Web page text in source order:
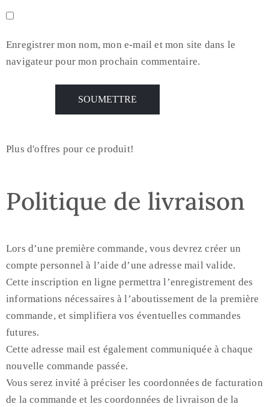
Enregistrer mon nom, mon e-mail et mon site dans le
navigateur pour mon prochain commentaire.
Plus d'offres pour ce produit!
Politique de livraison
Lors d’une première commande, vous devrez créer un
compte personnel à l’aide d’une adresse mail valide.
Cette inscription en ligne permettra l’enregistrement des
informations nécessaires à l’aboutissement de la première
commande, et simplifiera vos éventuelles commandes
futures.
Cette adresse mail est également communiquée à chaque
nouvelle commande passée.
Vous serez invité à préciser les coordonnées de facturation
de la commande et les coordonnées de livraison de la